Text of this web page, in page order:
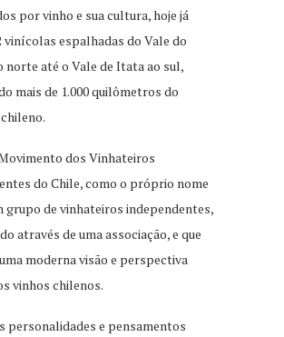
por vinho e sua cultura, hoje já
vinícolas espalhadas do Vale do
norte até o Vale de Itata ao sul,
mais de 1.000 quilômetros do
dos Vinhateiros
do Chile, como o próprio nome
grupo de vinhateiros independentes,
através de uma associação, e que
moderna visão e perspectiva
vinhos chilenos.
personalidades e pensamentos